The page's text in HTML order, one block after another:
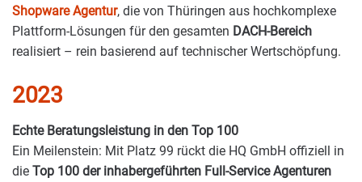
Shopware Agentur, die von Thüringen aus hochkomplexe
Plattform-Lösungen für den gesamten DACH-Bereich
realisiert – rein basierend auf technischer Wertschöpfung.
2023
Echte Beratungsleistung in den Top 100
Ein Meilenstein: Mit Platz 99 rückt die HQ GmbH offiziell in
die Top 100 der inhabergeführten Full-Service Agenturen